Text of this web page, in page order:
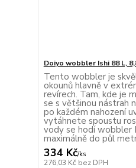
Doiyo wobbler Ishi 88 L,
Tento wobbler je
okounů hlavně v
revírech. Tam, kde je
se s většinou nástrah
po každém nahození
vytáhnete spoustu
vody se hodí wobbler
maximálně do půl
334 Kč/ks
276,03 Kč bez DPH